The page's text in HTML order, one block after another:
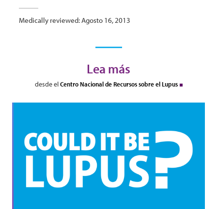
Medically reviewed: Agosto 16, 2013
Lea más
desde elCentro Nacional de Recursos sobre el Lupus